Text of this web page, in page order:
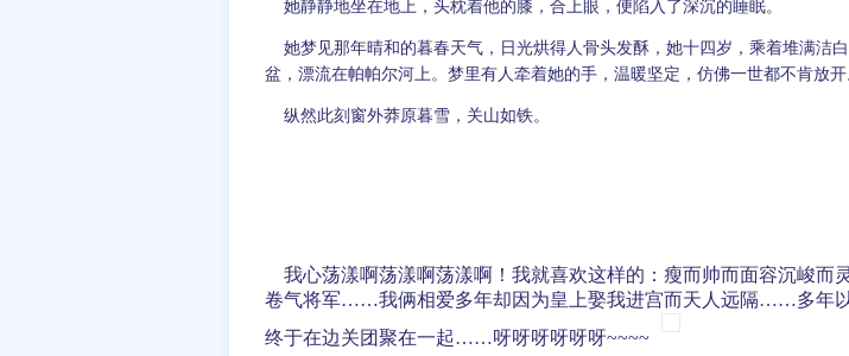
她静静地坐在地上，头枕着他的膝，合上眼，便陷入了深沉的睡眠。
她梦见那年晴和的暮春天气，日光烘得人骨头发酥，她十四岁，乘着堆满洁
盆，漂流在帕帕尔河上。梦里有人牵着她的手，温暖坚定，仿佛一世都不肯放开
纵然此刻窗外莽原暮雪，关山如铁。
我心荡漾啊荡漾啊荡漾啊！我就喜欢这样的：瘦而帅而面容沉峻而
卷气将军……我俩相爱多年却因为皇上娶我进宫而天人远隔……多年
终于在边关团聚在一起……呀呀呀呀呀呀~~~~